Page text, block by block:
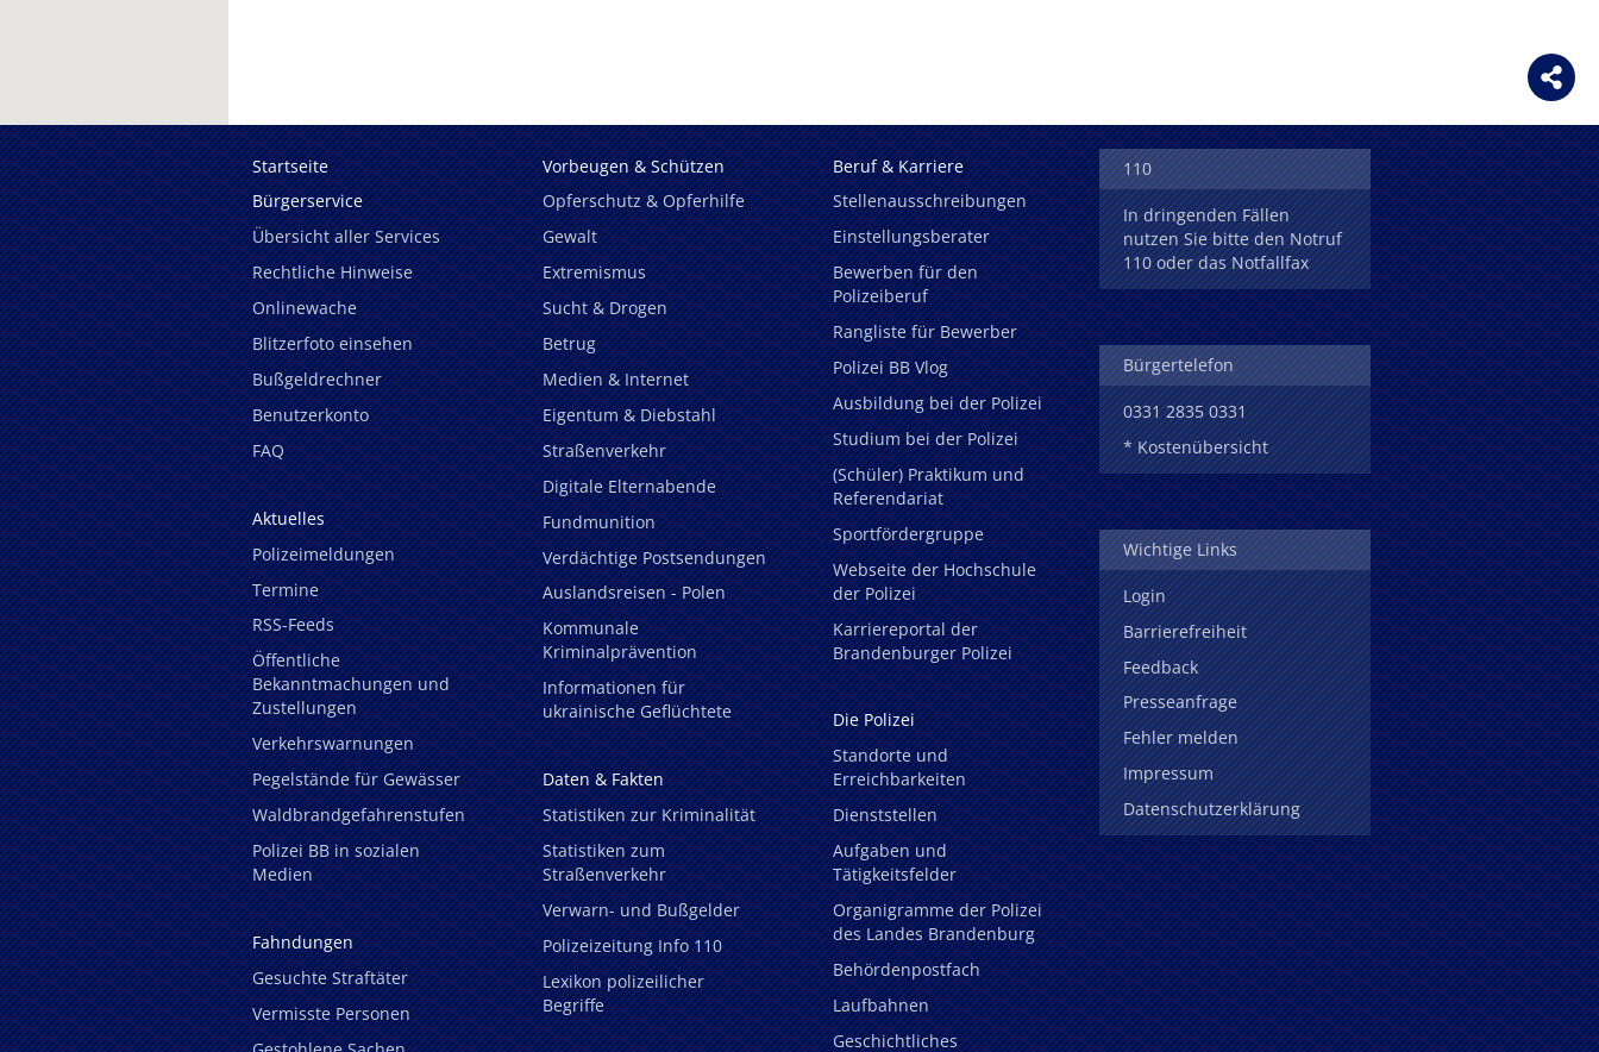
Startseite
Bürgerservice
Übersicht aller Services
Rechtliche Hinweise
Onlinewache
Blitzerfoto einsehen
Bußgeldrechner
Benutzerkonto
FAQ
Aktuelles
Polizeimeldungen
Termine
RSS-Feeds
Öffentliche
Bekanntmachungen und
Zustellungen
Verkehrswarnungen
Pegelstände für Gewässer
Waldbrandgefahrenstufen
Polizei BB in sozialen
Medien
Fahndungen
Gesuchte Straftäter
Vermisste Personen
Vorbeugen & Schützen
Opferschutz & Opferhilfe
Gewalt
Extremismus
Sucht & Drogen
Betrug
Medien & Internet
Eigentum & Diebstahl
Straßenverkehr
Digitale Elternabende
Fundmunition
Verdächtige Postsendungen
Auslandsreisen - Polen
Kommunale
Kriminalprävention
Informationen für
ukrainische Geflüchtete
Daten & Fakten
Statistiken zur Kriminalität
Statistiken zum
Straßenverkehr
Verwarn- und Bußgelder
Polizeizeitung Info 110
Lexikon polizeilicher
Begriffe
Beruf & Karriere
Stellenausschreibungen
Einstellungsberater
Bewerben für den
Polizeiberuf
Rangliste für Bewerber
Polizei BB Vlog
Ausbildung bei der Polizei
Studium bei der Polizei
(Schüler) Praktikum und
Referendariat
Sportfördergruppe
Webseite der Hochschule
der Polizei
Karriereportal der
Brandenburger Polizei
Die Polizei
Standorte und
Erreichbarkeiten
Dienststellen
Aufgaben und
Tätigkeitsfelder
Organigramme der Polizei
des Landes Brandenburg
Behördenpostfach
Laufbahnen
Geschichtliches
110
In dringenden Fällen
nutzen Sie bitte den Notruf
110 oder das Notfallfax
Bürgertelefon
0331 2835 0331
* Kostenübersicht
Wichtige Links
Login
Barrierefreiheit
Feedback
Presseanfrage
Fehler melden
Impressum
Datenschutzerklärung